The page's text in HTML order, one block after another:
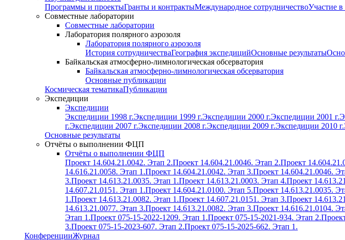
Программы и проектыГранты и контрактыМеждународное сотрудничествоУчастие
Совместные лаборатории
Совместные лаборатории
Лаборатория полярного аэрозоля
Лаборатория полярного аэрозоля
История сотрудничестваГеография экспедицийОсновные результаты
Байкальская атмосферно-лимнологическая обсерватория
Байкальская атмосферно-лимнологическая обсерватория
Основные публикации
Космическая тематикаПубликации
Экспедиции
Экспедиции
Экспедиции 1998 г.Экспедиции 1999 г.Экспедиции 2000 г.Экспедиции 2001 г.
г.Экспедиции 2007 г.Экспедиции 2008 г.Экспедиции 2009 г.Экспедиции 2010 г.
Основные результаты
Отчёты о выполнении ФЦП
Отчёты о выполнении ФЦП
Проект 14.604.21.0042. Этап 2.Проект 14.604.21.0046. Этап 2.Проект
14.616.21.0058. Этап 1.Проект 14.604.21.0042. Этап 3.Проект 14.604.21.0046.
3.Проект 14.613.21.0035. Этап 1.Проект 14.613.21.0003. Этап 4.Проект
14.607.21.0151. Этап 1.Проект 14.604.21.0100. Этап 5.Проект 14.613.21.0035.
1.Проект 14.613.21.0082. Этап 1.Проект 14.607.21.0151. Этап 3.Проект
14.613.21.0077. Этап 3.Проект 14.613.21.0082. Этап 3.Проект 14.616.21.0104.
Этап 1.Проект 075-15-2022-1209. Этап 1.Проект 075-15-2021-934. Этап 2.
3.Проект 075-15-2023-607. Этап 2.Проект 075-15-2025-662. Этап 1.
КонференцииЖурнал